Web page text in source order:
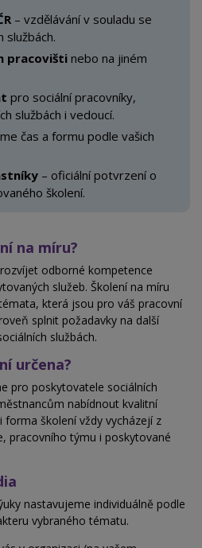
– vzdělávání v souladu se
službách.
pracovišti nebo na jiném
pro sociální pracovníky,
službách i vedoucí.
čas a formu podle vašich
– oficiální potvrzení o
školení.
na míru?
odborné kompetence
služeb. Školení na míru
která jsou pro váš pracovní
splnit požadavky na další
službách.
určena?
pro poskytovatele sociálních
nabídnout kvalitní
forma školení vždy vycházejí z
pracovního týmu i poskytované
nastavujeme individuálně podle
vybraného tématu.